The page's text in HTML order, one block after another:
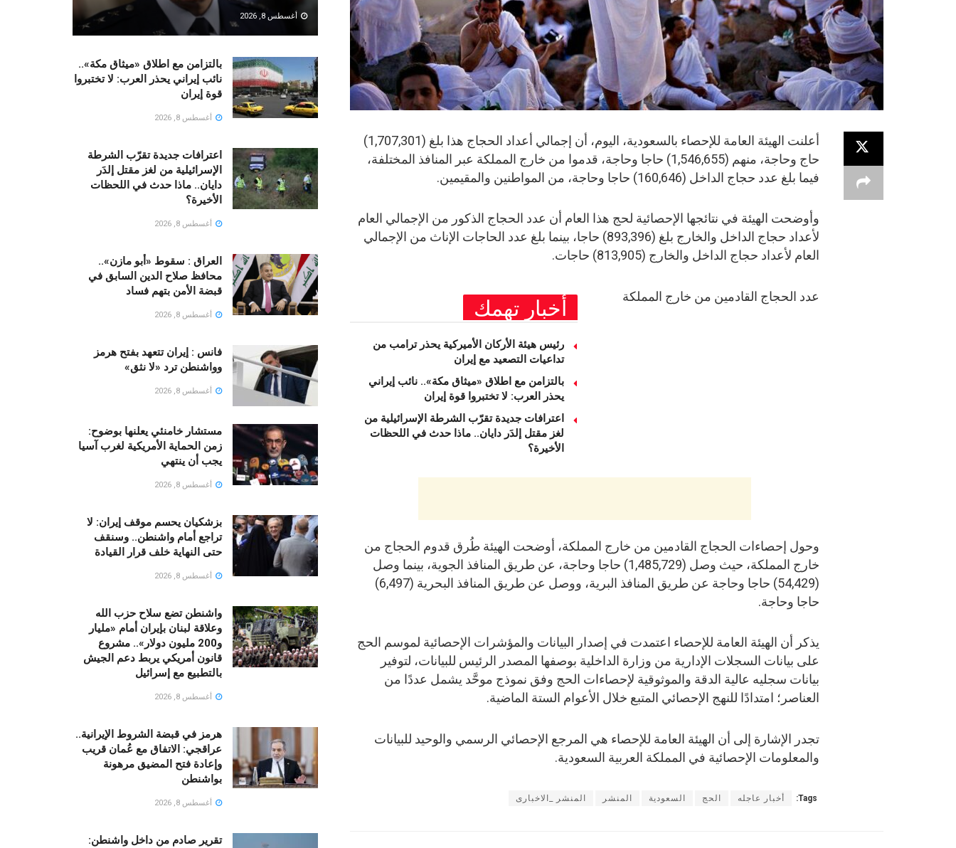
أعلنت الهيئة العامة للإحصاء بالسعودية، اليوم، أن إجمالي أعداد الحجاج هذا بلغ (1,707,301)
حاج وحاجة، منهم (1,546,655) حاجا وحاجة، قدموا من خارج المملكة عبر المنافذ المختلفة،
فيما بلغ عدد حجاج الداخل (160,646) حاجا وحاجة، من المواطنين والمقيمين.
وأوضحت الهيئة في نتائجها الإحصائية لحج هذا العام أن عدد الحجاج الذكور من الإجمالي العام
لأعداد حجاج الداخل والخارج بلغ (893,396) حاجا، بينما بلغ عدد الحاجات الإناث من الإجمالي
العام لأعداد حجاج الداخل والخارج (813,905) حاجات.
أخبار تهمك
رئيس هيئة الأركان الأميركية يحذر ترامب من
تداعيات التصعيد مع إيران
بالتزامن مع اطلاق «ميثاق مكة».. نائب إيراني
يحذر العرب: لا تختبروا قوة إيران
اعترافات جديدة تقرّب الشرطة الإسرائيلية من
لغز مقتل إلدَر دايان.. ماذا حدث في اللحظات
الأخيرة؟
عدد الحجاج القادمين من خارج المملكة
وحول إحصاءات الحجاج القادمين من خارج المملكة، أوضحت الهيئة طُرق قدوم الحجاج من
خارج المملكة، حيث وصل (1,485,729) حاجا وحاجة، عن طريق المنافذ الجوية، بينما وصل
(54,429) حاجا وحاجة عن طريق المنافذ البرية، ووصل عن طريق المنافذ البحرية (6,497)
حاجا وحاجة.
يذكر أن الهيئة العامة للإحصاء اعتمدت في إصدار البيانات والمؤشرات الإحصائية لموسم الحج
على بيانات السجلات الإدارية من وزارة الداخلية بوصفها المصدر الرئيس للبيانات، لتوفير
بيانات سجليه عالية الدقة والموثوقية لإحصاءات الحج وفق نموذج موحَّد يشمل عددًا من
العناصر؛ امتدادًا للنهج الإحصائي المتبع خلال الأعوام الستة الماضية.
تجدر الإشارة إلى أن الهيئة العامة للإحصاء هي المرجع الإحصائي الرسمي والوحيد للبيانات
والمعلومات الإحصائية في المملكة العربية السعودية.
Tags: أخبار عاجله الحج السعودية المنشر المنشر _الاخبارى
أغسطس 8, 2026
بالتزامن مع اطلاق «ميثاق مكة»..
نائب إيراني يحذر العرب: لا تختبروا
قوة إيران
أغسطس 8, 2026
اعترافات جديدة تقرّب الشرطة
الإسرائيلية من لغز مقتل إلدَر
دايان.. ماذا حدث في اللحظات
الأخيرة؟
أغسطس 8, 2026
العراق : سقوط «أبو مازن»..
محافظ صلاح الدين السابق في
قبضة الأمن بتهم فساد
أغسطس 8, 2026
فانس : إيران تتعهد بفتح هرمز
وواشنطن ترد «لا نثق»
أغسطس 8, 2026
مستشار خامنئي يعلنها بوضوح:
زمن الحماية الأمريكية لغرب آسيا
يجب أن ينتهي
أغسطس 8, 2026
بزشكيان يحسم موقف إيران: لا
تراجع أمام واشنطن.. وسنقف
حتى النهاية خلف قرار القيادة
أغسطس 8, 2026
واشنطن تضع سلاح حزب الله
وعلاقة لبنان بإيران أمام «مليار
و200 مليون دولار».. مشروع
قانون أمريكي يربط دعم الجيش
بالتطبيع مع إسرائيل
أغسطس 8, 2026
هرمز في قبضة الشروط الإيرانية..
عراقجي: الاتفاق مع عُمان قريب
وإعادة فتح المضيق مرهونة
بواشنطن
أغسطس 8, 2026
تقرير صادم من داخل واشنطن: